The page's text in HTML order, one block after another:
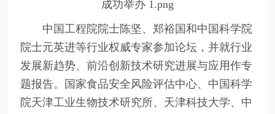
中国工程院院士陈坚、郑裕国和中国科学院
院士元英进等行业权威专家参加论坛，并就行业
发展新趋势、前沿创新技术研究进展与应用作专
题报告。国家食品安全风险评估中心、中国科学
院天津工业生物技术研究所、天津科技大学、中